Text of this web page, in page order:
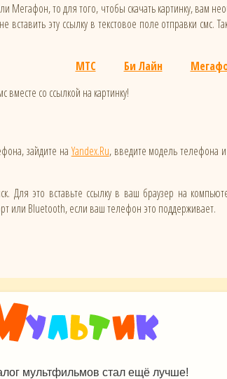
то для того, чтобы скачать картинку, вам
эту ссылку в текстовое поле отправки смс.
МТС
Би Лайн
со ссылкой на картинку!
зайдите на Yandex.Ru, введите модель телефона
Для это вставьте ссылку в ваш браузер на
или Bluetooth, если ваш телефон это поддерживает.
мультфильмов стал ещё лучше!